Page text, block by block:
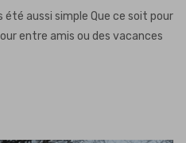
été aussi simple Que ce soit pour
entre amis ou des vacances